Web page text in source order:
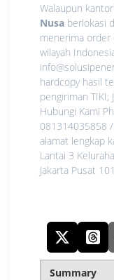
Walaupun
Nusa berlokasi
menerima order
wilayah
hardcopy hasil
pengiriman TIKI,
Hubungi Kami
081314035858
alamat lengkap
Lantai 3
Jakarta Pusat
Summary